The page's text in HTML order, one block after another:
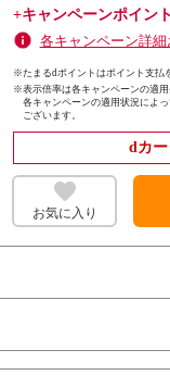
+キャンペーンポイント
各キャンペーン詳
※たまるdポイントはポイント支払
※表示倍率は各キャンペーンの適
各キャンペーンの適用状況によ
ございます。
dカ
お気に入り